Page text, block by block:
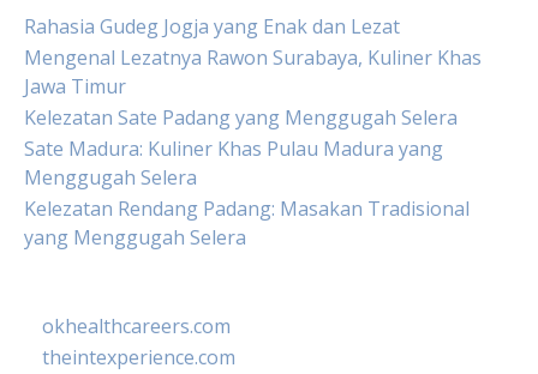
Rahasia Gudeg Jogja yang Enak dan Lezat
Mengenal Lezatnya Rawon Surabaya, Kuliner Khas
Jawa Timur
Kelezatan Sate Padang yang Menggugah Selera
Sate Madura: Kuliner Khas Pulau Madura yang
Menggugah Selera
Kelezatan Rendang Padang: Masakan Tradisional
yang Menggugah Selera
okhealthcareers.com
theintexperience.com